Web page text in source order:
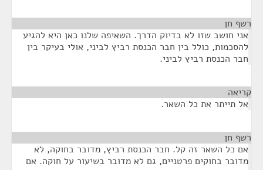
רשף חן
אני חושב שזו לא בדיוק הדרך. השאיפה שלנו כאן היא להגיע
להסכמות, כולל בין חבר הכנסת רביץ לביני, אולי בעיקר בין
חבר הכנסת רביץ לביני.
קריאה
אל תייתר את כל השאר.
רשף חן
אם כל השאר זה קל. חבר הכנסת רביץ, מדובר בחוקה, לא
מדובר בחוקים פרטניים, גם לא מדובר בשיעור על חוקה. אם